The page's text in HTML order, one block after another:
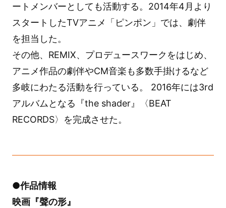
ートメンバーとしても活動する。2014年4月より
スタートしたTVアニメ「ピンポン」では、劇伴
を担当した。
その他、REMIX、プロデュースワークをはじめ、
アニメ作品の劇伴やCM音楽も多数手掛けるなど
多岐にわたる活動を行っている。 2016年には3rd
アルバムとなる『the shader』〈BEAT
RECORDS〉を完成させた。
●作品情報
映画『聲の形』